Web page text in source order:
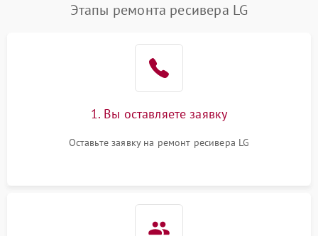
Этапы ремонта ресивера LG
1. Вы оставляете заявку
Оставьте заявку на ремонт ресивера LG